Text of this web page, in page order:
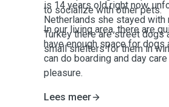
is 14 years old right now,
Netherlands she stayed
Turkey there are street dogs
small shelters for them in
to socialize with other pets.
In ourliving area, there are
have enough space for dogs
can do boarding and day
pleasure.
Lees meer